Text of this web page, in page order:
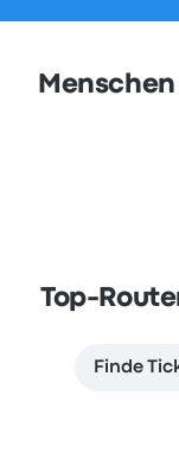
Top-
Finde